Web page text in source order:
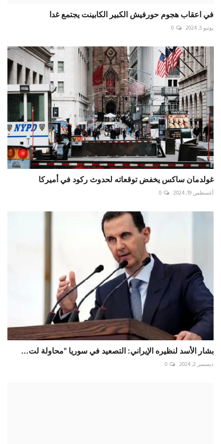
في اعقاب هجوم حورفيش الكبير الكابينت يجتمع غدا
يونيو 5, 2024 0
غولدمان ساكس يخفض توقعاته لحدوث ركود في أميركا
أغسطس 19, 2024 0
بشار الأسد لنظيره الإيراني: التصعيد في سوريا "محاولة لت...
ديسمبر 2, 2024 0